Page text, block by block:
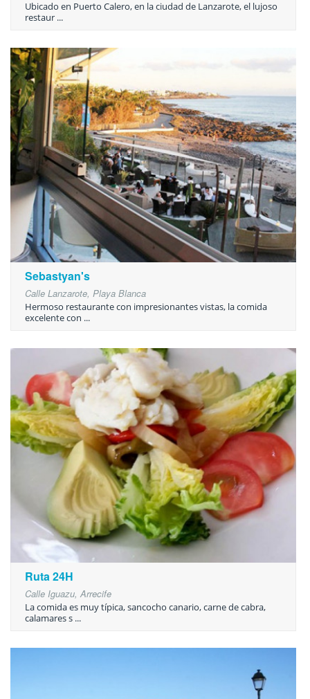
Ubicado en Puerto Calero, en la ciudad de Lanzarote, el lujoso
restaur ...
Sebastyan's
Calle Lanzarote, Playa Blanca
Hermoso restaurante con impresionantes vistas, la comida
excelente con ...
Ruta 24H
Calle Iguazu, Arrecife
La comida es muy típica, sancocho canario, carne de cabra,
calamares s ...